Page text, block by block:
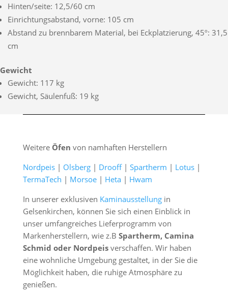
Hinten/seite: 12,5/60 cm
Einrichtungsabstand, vorne: 105 cm
Abstand zu brennbarem Material, bei Eckplatzierung, 45º: 31,5
cm
Gewicht
Gewicht: 117 kg
Gewicht, Säulenfuß: 19 kg
Weitere Öfen von namhaften Herstellern
Nordpeis| Olsberg| Drooff| Spartherm | Lotus|
TermaTech | Morsoe| Heta | Hwam
In unserer exklusiven Kaminausstellungin
Gelsenkirchen, können Sie sich einen Einblick in
unser umfangreiches Lieferprogramm von
Markenherstellern, wie z.B Spartherm, Camina
Schmid oder Nordpeisverschaffen. Wir haben
eine wohnliche Umgebung gestaltet, in der Sie die
Möglichkeit haben, die ruhige Atmosphäre zu
genießen.